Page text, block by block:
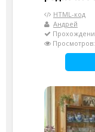
HTML-код
Андрей